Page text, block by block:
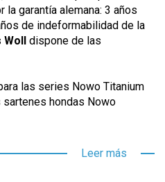
garantía alemana: 3 años
de indeformabilidad de la
Woll dispone de las
las series Nowo Titanium
sartenes hondas Nowo
Leer más